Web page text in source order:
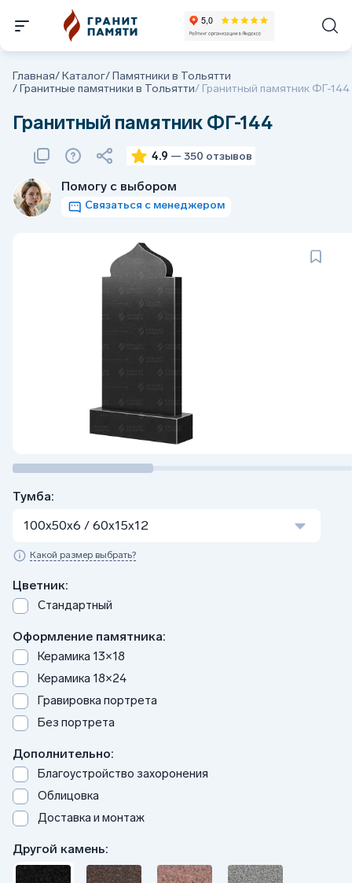
Главная/Каталог/Памятники в Тольятти
/Гранитные памятники в Тольятти/ Гранитный памятник ФГ-144
Гранитный памятник ФГ-144
4.9 — 350 отзывов
Помогу с выбором
Связаться с менеджером
Тумба:
100x50x6 / 60x15x12
Какой размер выбрать?
Цветник:
Стандартный
Оформление памятника:
Керамика 13×18
Керамика 18×24
Гравировка портрета
Без портрета
Дополнительно:
Благоустройство захоронения
Облицовка
Доставка и монтаж
Другой камень: